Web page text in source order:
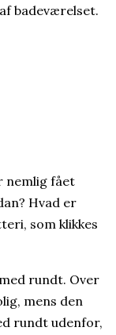
badeværelset.
nemlig fået
Hvad er
som klikkes
rundt. Over
mens den
rundt udenfor,